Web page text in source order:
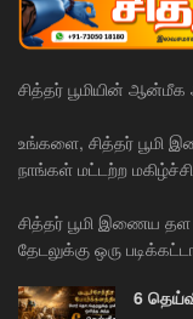
சித்தர் பூமியின்
உங்களை, சித்தர் பூமி
நாங்கள் மட்டற்ற
சித்தர் பூமி இணைய
தேடலுக்கு ஒரு
6